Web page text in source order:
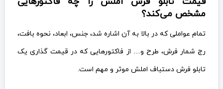
مشخص می‌کند؟
تمام عواملی که در بالا به آن اشاره شد، جنس، ابعاد، نحوه بافت،
رج شمار فرش، طرح و… از فاکتورهایی که در قیمت گذاری یک
تابلو فرش دستباف املش موثر و مهم است.